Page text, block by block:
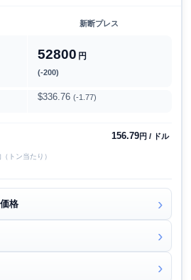
新断プレス
52800 円
(-200)
$336.76 (-1.77)
156.79円 / ドル
トン当たり）
格